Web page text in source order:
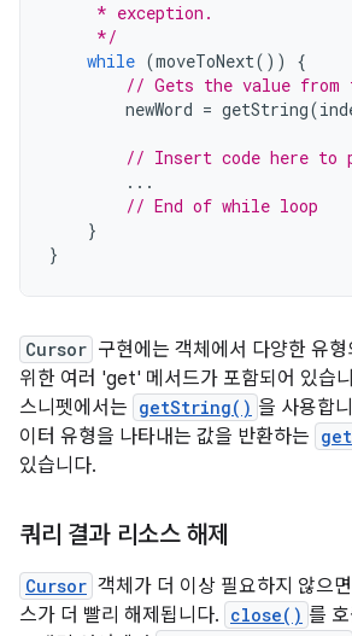
     * exception.
     */
while (moveToNext())
{
// Gets the value from
newWord = getString(
// Insert code here to
...
// End of while loop
}
}
Cursor 구현에는 객체에서 다양한 유형
위한 여러 'get' 메서드가 포함되어 있습
스니펫에서는 getString() 을 사용합
이터 유형을 나타내는 값을 반환하는
있습니다.
쿼리 결과 리소스 해제
Cursor 객체가 더 이상 필요하지 않으
스가 더 빨리 해제됩니다. close() 를